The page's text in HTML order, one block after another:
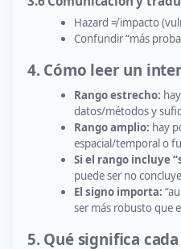
Hazard ≠ impacto
Confundir “más
4. Cómo leer un
Rango estrecho:
datos/métodos y
Rango amplio: hay
espacial/temporal o
Si el rango incluye
puede ser no
El signo importa:
ser más robusto que
5. Qué significa